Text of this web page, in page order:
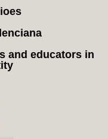
and educators in